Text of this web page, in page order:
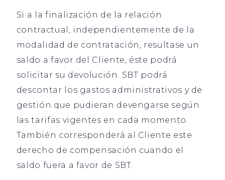
Si a la finalización de la relación
contractual, independientemente de la
modalidad de contratación, resultase un
saldo a favor del Cliente, éste podrá
solicitar su devolución. SBT podrá
descontar los gastos administrativos y de
gestión que pudieran devengarse según
las tarifas vigentes en cada momento.
También corresponderá al Cliente este
derecho de compensación cuando el
saldo fuera a favor de SBT.